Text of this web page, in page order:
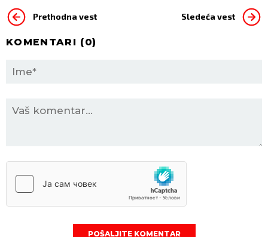
Prethodna vest Sledeća vest
KOMENTARI (0)
POŠALJITE KOMENTAR